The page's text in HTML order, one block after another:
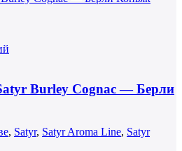
Burley Cognac — Берли
, Satyr, Satyr Aroma Line, Satyr